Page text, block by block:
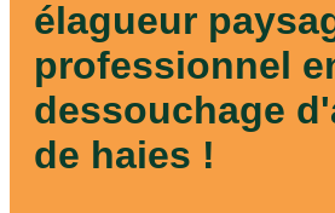
élagueur
professionnel
dessouchage
de haies !